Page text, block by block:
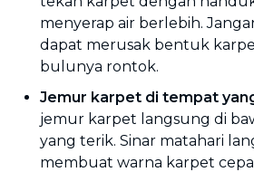
menyerap air berlebih.
dapat merusak bentuk
bulunya rontok.
Jemur karpet di tempat
jemur karpet langsung di
yang terik. Sinar matahari
membuat warna karpet